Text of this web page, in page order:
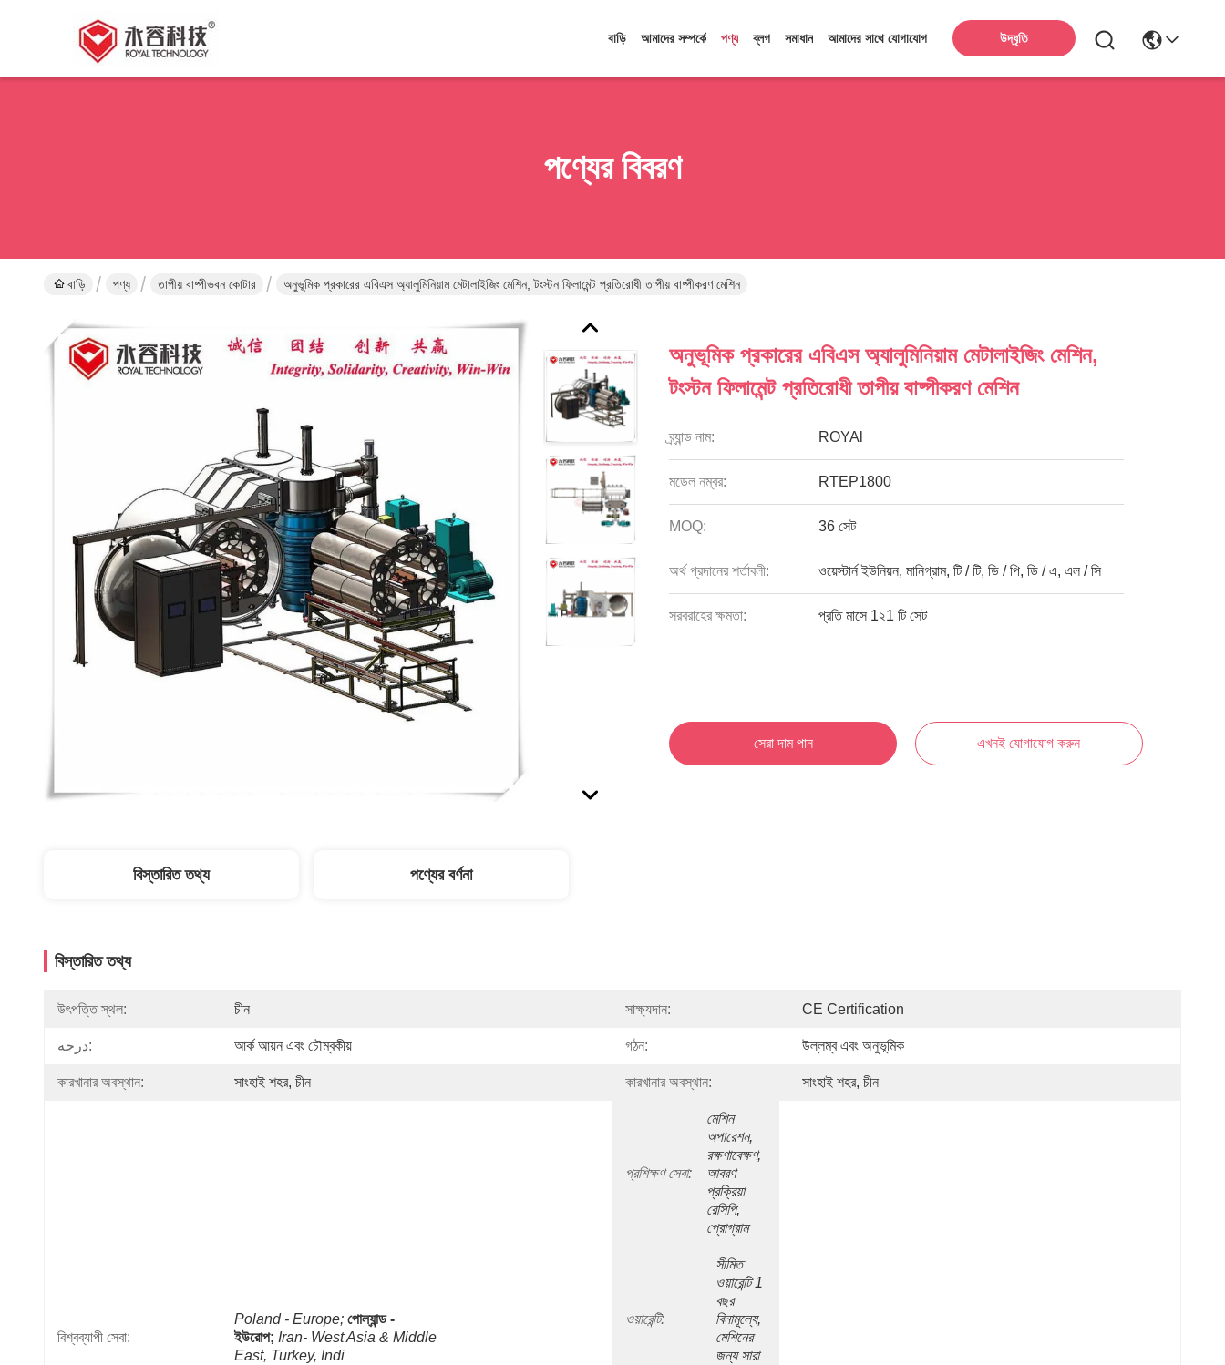
বাড়ি আমাদের সম্পর্কে পণ্য ব্লগ সমাধান আমাদের সাথে যোগাযোগ উদ্ধৃতি
পণ্যের বিবরণ
বাড়ি পণ্য তাপীয় বাষ্পীভবন কোটার অনুভূমিক প্রকারের এবিএস অ্যালুমিনিয়াম মেটালাইজিং মেশিন, টংস্টন ফিলামেন্ট প্রতিরোধী তাপীয় বাষ্পীকরণ মেশিন
অনুভূমিক প্রকারের এবিএস অ্যালুমিনিয়াম মেটালাইজিং মেশিন,
টংস্টন ফিলামেন্ট প্রতিরোধী তাপীয় বাষ্পীকরণ মেশিন
ব্র্যান্ড নাম: ROYAl
মডেল নম্বর: RTEP1800
MOQ: 36 সেট
অর্থ প্রদানের শর্তাবলী: ওয়েস্টার্ন ইউনিয়ন, মানিগ্রাম, টি / টি, ডি / পি, ডি / এ, এল / সি
সরবরাহের ক্ষমতা: প্রতি মাসে 1২1 টি সেট
সেরা দাম পান এখনই যোগাযোগ করুন
বিস্তারিত তথ্য পণ্যের বর্ণনা
বিস্তারিত তথ্য
উৎপত্তি স্থল: চীন সাক্ষ্যদান: CE Certification
درجه: আর্ক আয়ন এবং চৌম্বকীয় গঠন: উল্লম্ব এবং অনুভূমিক
কারখানার অবস্থান: সাংহাই শহর, চীন কারখানার অবস্থান: সাংহাই শহর, চীন
বিশ্বব্যাপী সেবা:
Poland - Europe; পোল্যান্ড -
ইউরোপ; Iran- West Asia & Middle
East, Turkey, Indi
প্রশিক্ষণ সেবা:
মেশিন
অপারেশন,
রক্ষণাবেক্ষণ,
আবরণ
প্রক্রিয়া
রেসিপি,
প্রোগ্রাম
ওয়ারেন্টি:
সীমিত
ওয়ারেন্টি 1
বছর
বিনামূল্যে,
মেশিনের
জন্য সারা